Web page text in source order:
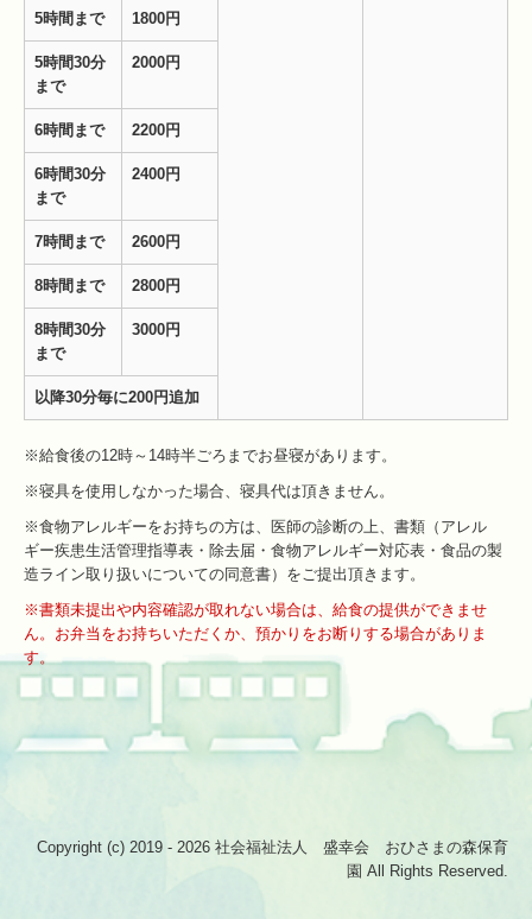
5時間まで 1800円
5時間30分
まで
2000円
6時間まで 2200円
6時間30分
まで
2400円
7時間まで 2600円
8時間まで 2800円
8時間30分
まで
3000円
以降30分毎に200円追加
※給食後の12時～14時半ごろまでお昼寝があります。
※寝具を使用しなかった場合、寝具代は頂きません。
※食物アレルギーをお持ちの方は、医師の診断の上、書類（アレル
ギー疾患生活管理指導表・除去届・食物アレルギー対応表・食品の製
造ライン取り扱いについての同意書）をご提出頂きます。
※書類未提出や内容確認が取れない場合は、給食の提供ができませ
ん。お弁当をお持ちいただくか、預かりをお断りする場合がありま
す。
Copyright (c) 2019 - 2026 社会福祉法人 盛幸会 おひさまの森保育
園 All Rights Reserved.